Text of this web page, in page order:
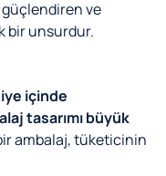
güçlendiren ve
bir unsurdur.
içinde
tasarımı büyük
ambalaj, tüketicinin